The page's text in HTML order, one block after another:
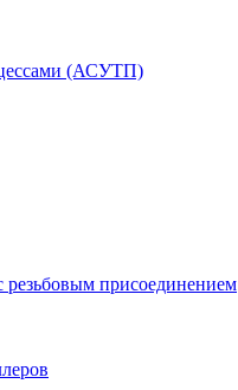
(АСУТП)
резьбовым присоединением